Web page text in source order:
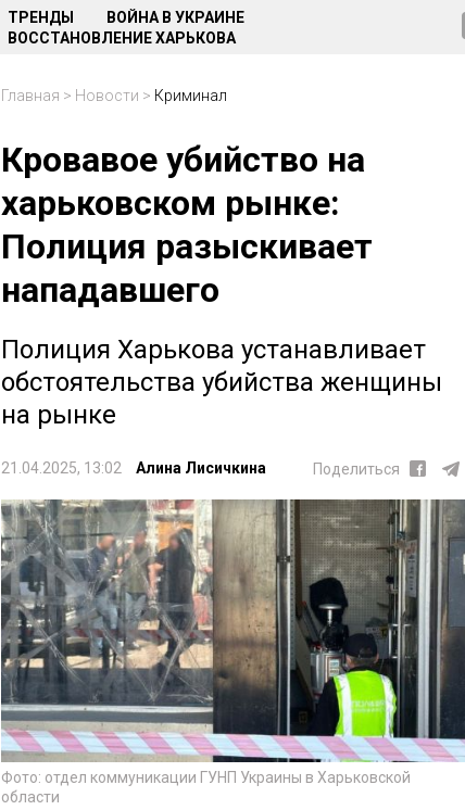
ТРЕНДЫ
ВОЙНА В УКРАИНЕ
ВОССТАНОВЛЕНИЕ ХАРЬКОВА
Главная > Новости > Криминал
Кровавое убийство на
харьковском рынке:
Полиция разыскивает
нападавшего
Полиция Харькова устанавливает
обстоятельства убийства женщины
на рынке
21.04.2025, 13:02 Алина Лисичкина Поделиться
Фото: отдел коммуникации ГУНП Украины в Харьковской
области